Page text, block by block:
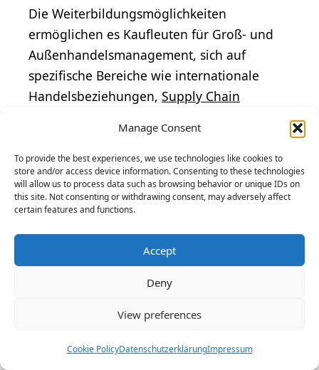
Manage Consent
To provide the best experiences, we use technologies like cookies to
store and/or access device information. Consenting to these technologies
will allow us to process data such as browsing behavior or unique IDs on
this site. Not consenting or withdrawing consent, may adversely affect
certain features and functions.
Accept
Deny
View preferences
Cookie PolicyDatenschutzerklärungImpressum
Die Weiterbildungsmöglichkeiten
ermöglichen es Kaufleuten für Groß- und
Außenhandelsmanagement, sich auf
spezifische Bereiche wie internationale
Handelsbeziehungen, Supply Chain
spezialisieren und ihre beruflichen
Perspektiven zu erweitern.
Ähnliche Berufe wie der
Kaufmann für Groß- und
Außenhandelsmanageme
nt
Es gibt einige verwandte Berufe zu
Kaufleuten für Groß- und